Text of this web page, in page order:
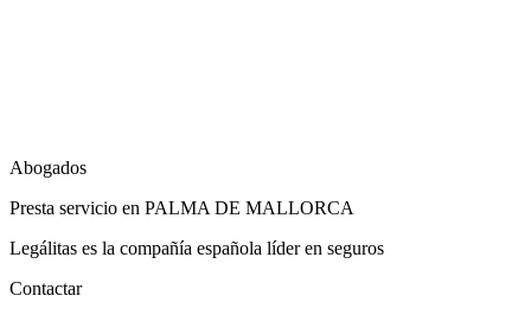
Abogados
Presta servicio en PALMA DE MALLORCA
Legálitas es la compañía española líder en seguros
Contactar